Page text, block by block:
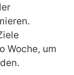
Woche, um